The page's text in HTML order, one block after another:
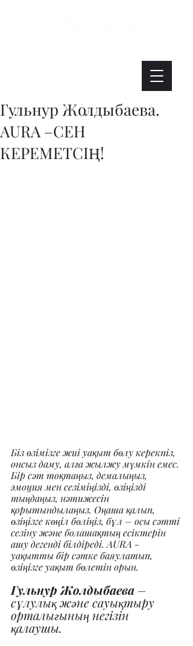
Гульнур Жолдыбаева.
AURA –СЕН
КЕРЕМЕТСІҢ!
Біз өзімізге жиі уақыт бөлу керекпіз,
онсыз даму, алға жылжу мүмкін емес.
Бір сәт тоқтаңыз, демалыңыз,
эмоция мен сезіміңізді, өзіңізді
тыңдаңыз, нәтижесін
қорытындылаңыз. Оңаша қалып,
өзіңізге көңіл бөліңіз, бұл – осы сәтті
сезіну және болашақтың есіктерін
ашу дегенді білдіреді. AURA -
уақытты бір сәтке баяулатып,
өзіңізге уақыт бөлетін орын.
Гульнур Жолдыбаева –
сұлулық және сауықтыру
орталығының негізін
қалаушы.